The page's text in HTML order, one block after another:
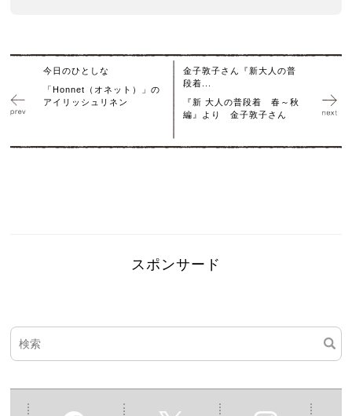
今日のひとしな
「Honnet（オネット）」の
アイリッシュリネン
金子敦子さん『新大人の普
段着...
『新 大人の普段着 春～秋
編』より 金子敦子さん
スポンサード